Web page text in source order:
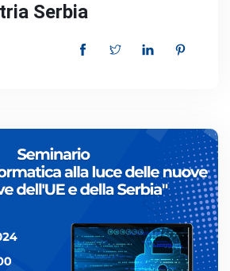
Serbia